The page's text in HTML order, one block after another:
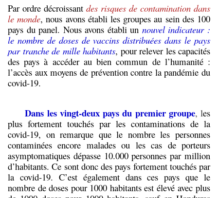
Par ordre décroissant des risques de contamination dans
le monde, nous avons établi les groupes au sein des 100
pays du panel. Nous avons établi un nouvel indicateur :
le nombre de doses de vaccins distribuées dans le pays
par tranche de mille habitants, pour relever les capacités
des pays à accéder au bien commun de l’humanité :
l’accès aux moyens de prévention contre la pandémie du
covid-19.
Dans les vingt-deux pays du premier groupe, les
plus fortement touchés par les contaminations de la
covid-19, on remarque que le nombre les personnes
contaminées encore malades ou les cas de porteurs
asymptomatiques dépasse 10.000 personnes par million
d’habitants. Ce sont donc des pays fortement touchés par
la covid-19. C’est également dans ces pays que le
nombre de doses pour 1000 habitants est élevé avec plus